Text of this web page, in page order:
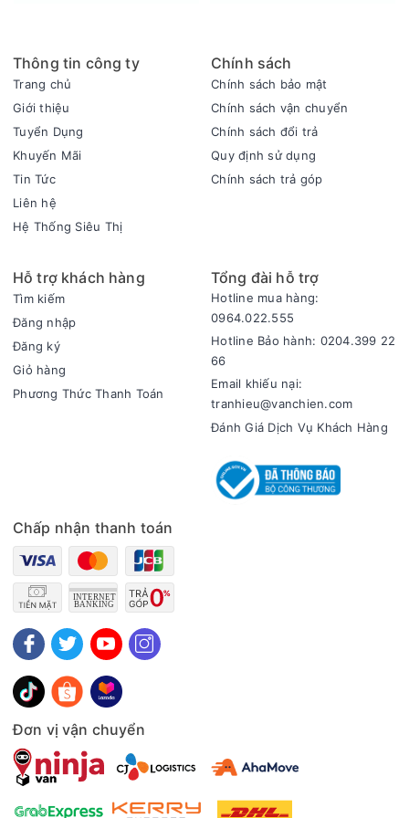
- Quạt với khả năng làm mát rộng từ 50 - 60m² thích hợp
dùng cho phòng khách, phòng làm việc hoặc bất kỳ không
gian nào có diện tích lớn trong gia đình.
- Động cơ quạt bền bỉ, tấm làm mát được làm từ giấy cho khả
năng thấm hút nước tốt, giúp làm mát không khí hiệu quả.
- Công suất 180W với lưu lượng gió lớn 5500 - 6000 m³/h
làm mát nhanh hơn, hoạt động hiệu quả cho phòng từ 50 -
- Quạt điều hòa có mức tiêu thụ nước khoảng 5 - 6 lít/giờ, với
dung tích bình chứa lớn 80 lít hạn chế tần suất châm nước.
- Ngoài ra, quạt còn đi kèm 3 hộp đá khô, giúp tăng cường
khả năng làm mát, mang lại cảm giác thoải mái, dễ chịu hơn.
Độ ồn, tốc độ gió, chế độ gió
- Độ ồn khi hoạt động khoảng 60 dB tương đương với tiếng
nói chuyện bình thường, sẽ không làm ảnh hưởng quá nhiều
- Quạt điều hòa hoạt động với chế độ gió thường, thổi ra
luồng gió với tốc độ đều đặn không luân phiên theo nhịp điệu
- 3 tốc độ gió, cho phép người dùng lựa chọn tốc độ gió phù
hợp với nhu cầu sử dụng. Có tự động đảo chiều gió trái -
phải, điều chỉnh hướng gió lên - xuống bằng tay tiện lợi.
Bảng điều khiển
- Bảng điều khiển núm xoay, ký hiệu trực quan dễ dùng.
- Tích hợp chế độ đảo gió tự động trái - phải, kết hợp cùng
khả năng chỉnh tay hướng gió lên - xuống. Nhờ vậy, không
khí mát được phân bổ đều khắp căn phòng, tăng khả năng
Tiện ích
- Trang bị bánh xe dễ dàng di chuyển.
nước vào bình chứa, cũng như dễ dàng theo dõi lượng nước
Thông tin công ty
Trang chủ
Giới thiệu
Tuyển Dụng
Khuyến Mãi
Tin Tức
Liên hệ
Hệ Thống Siêu Thị
Chính sách
Chính sách bảo mật
Chính sách vận chuyển
Chính sách đổi trả
Quy định sử dụng
Chính sách trả góp
Hỗ trợ khách hàng
Tìm kiếm
Đăng nhập
Đăng ký
Giỏ hàng
Phương Thức Thanh Toán
Tổng đài hỗ trợ
Hotline mua hàng:
0964.022.555
Hotline Bảo hành: 0204.399 22
66
Email khiếu nại:
tranhieu@vanchien.com
Đánh Giá Dịch Vụ Khách Hàng
Chấp nhận thanh toán
Đơn vị vận chuyển